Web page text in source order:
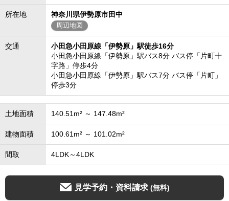
所在地 神奈川県伊勢原市田中
周辺地図
交通
小田急小田原線「伊勢原」駅徒歩16分
小田急小田原線「伊勢原」駅バス8分 バス停「片町十
字路」停歩4分
小田急小田原線「伊勢原」駅バス7分 バス停「片町」
停歩3分
土地面積 140.51m² ～ 147.48m²
建物面積 100.61m² ～ 101.02m²
間取 4LDK～4LDK
見学予約・資料請求 (無料)